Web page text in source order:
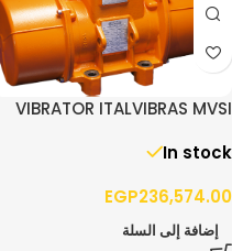
VIBRATOR ITALVIBRAS MVSI
In stock
EGP236,574.00
إضافة إلى السلة